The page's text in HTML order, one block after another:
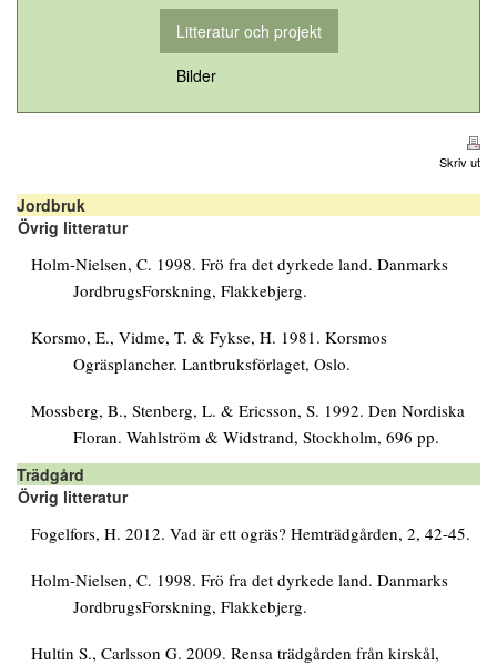
Litteratur och projekt
Bilder
Skriv ut
Jordbruk
Övrig litteratur
Holm-Nielsen, C. 1998. Frö fra det dyrkede land. Danmarks
JordbrugsForskning, Flakkebjerg.
Korsmo, E., Vidme, T. & Fykse, H. 1981. Korsmos
Ogräsplancher. Lantbruksförlaget, Oslo.
Mossberg, B., Stenberg, L. & Ericsson, S. 1992. Den Nordiska
Floran. Wahlström & Widstrand, Stockholm, 696 pp.
Trädgård
Övrig litteratur
Fogelfors, H. 2012. Vad är ett ogräs? Hemträdgården, 2, 42-45.
Holm-Nielsen, C. 1998. Frö fra det dyrkede land. Danmarks
JordbrugsForskning, Flakkebjerg.
Hultin S., Carlsson G. 2009. Rensa trädgården från kirskål,